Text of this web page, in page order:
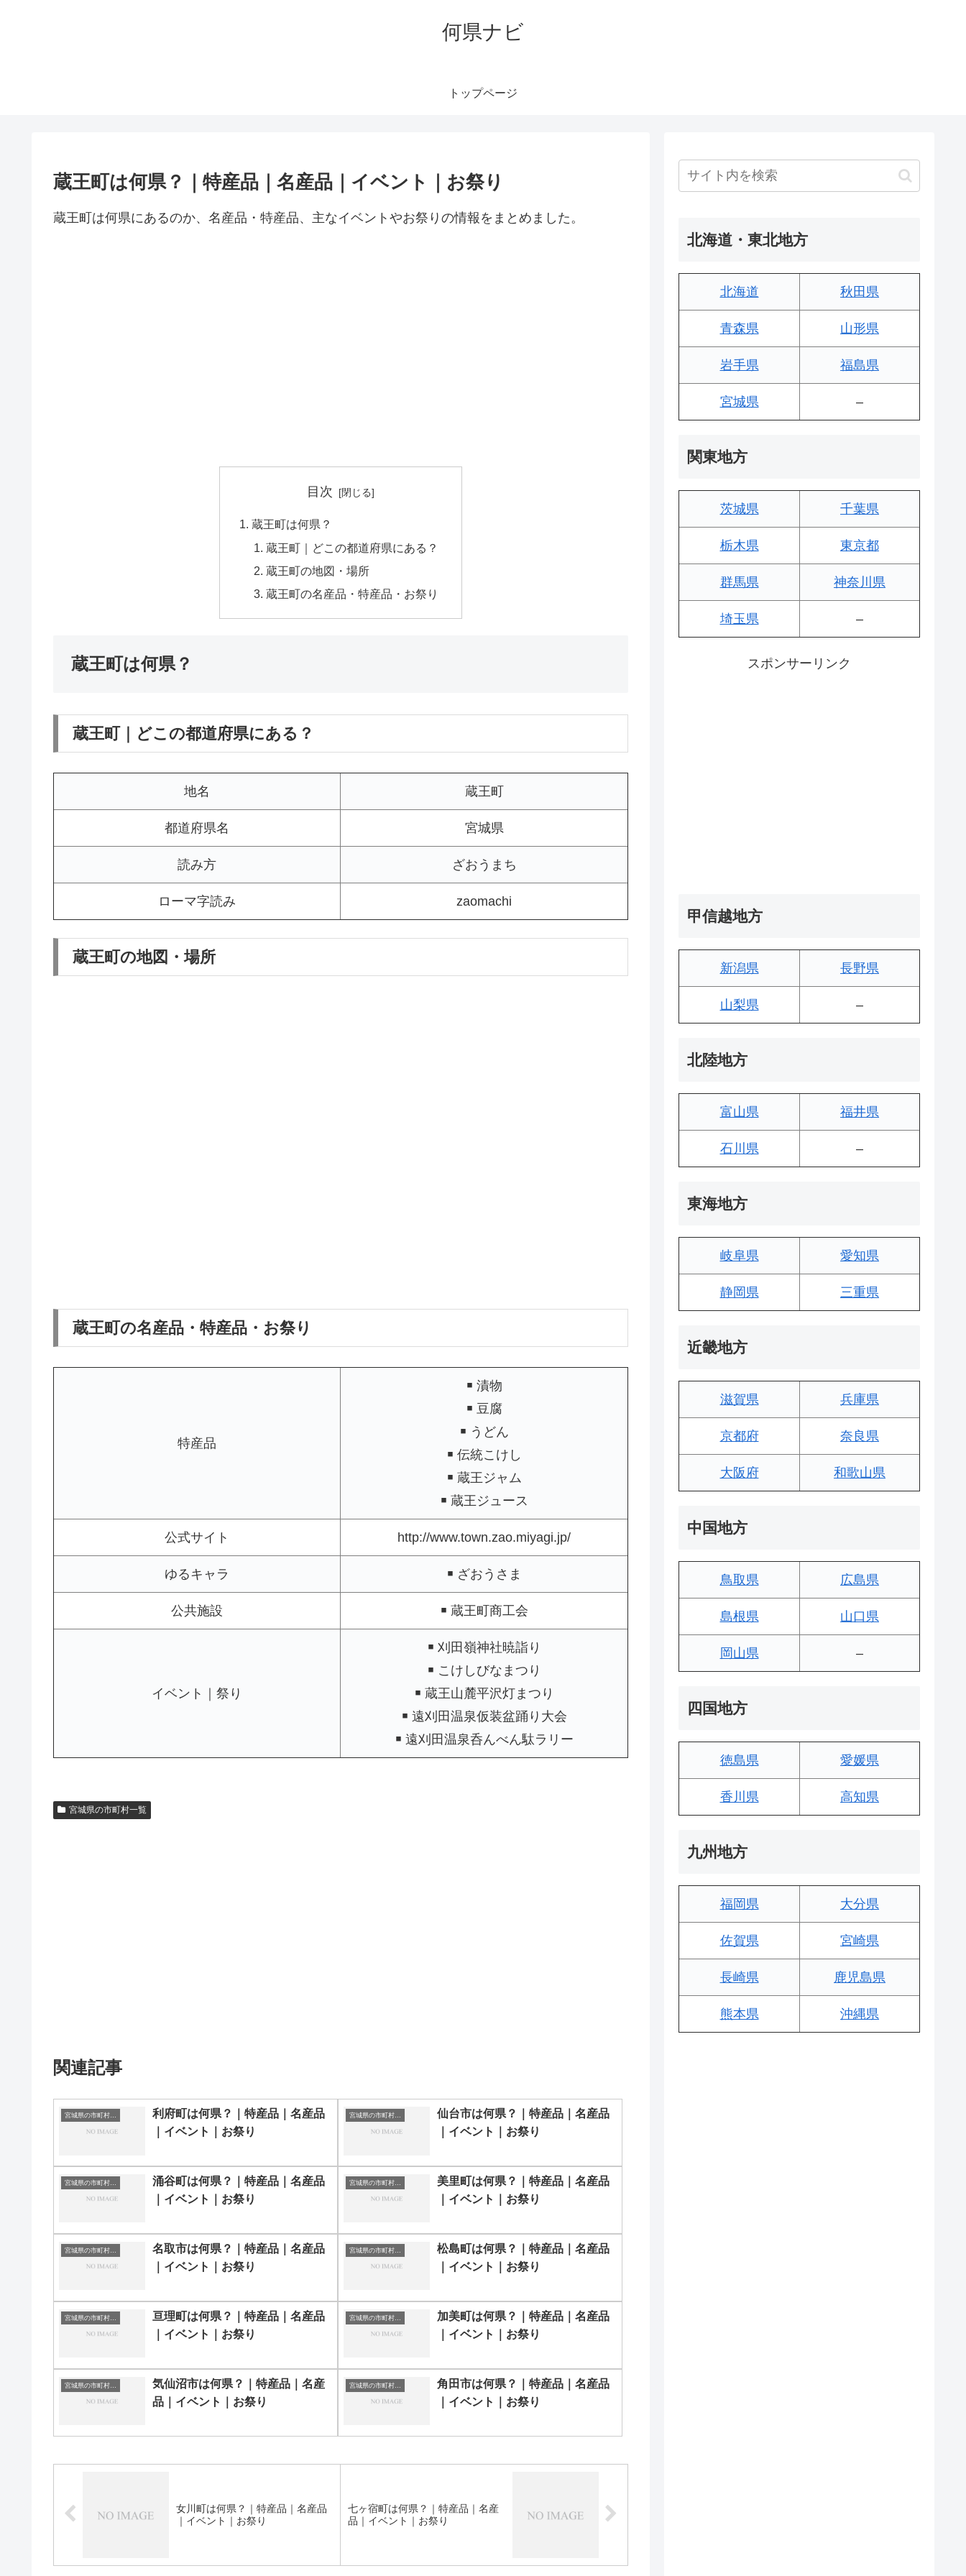
何県ナビ
トップページ
蔵王町は何県？｜特産品｜名産品｜イベント｜お祭り
蔵王町は何県にあるのか、名産品・特産品、主なイベントやお祭りの情報をまとめました。
目次
蔵王町は何県？
蔵王町｜どこの都道府県にある？
蔵王町の地図・場所
蔵王町の名産品・特産品・お祭り
蔵王町は何県？
蔵王町｜どこの都道府県にある？
地名 蔵王町
都道府県名 宮城県
読み方 ざおうまち
ローマ字読み zaomachi
蔵王町の地図・場所
蔵王町の名産品・特産品・お祭り
特産品
￭ 漬物
￭ 豆腐
￭ うどん
￭ 伝統こけし
￭ 蔵王ジャム
￭ 蔵王ジュース
公式サイト http://www.town.zao.miyagi.jp/
ゆるキャラ ￭ ざおうさま
公共施設 ￭ 蔵王町商工会
イベント｜祭り
￭ 刈田嶺神社暁詣り
￭ こけしびなまつり
￭ 蔵王山麓平沢灯まつり
￭ 遠刈田温泉仮装盆踊り大会
￭ 遠刈田温泉呑んべん駄ラリー
宮城県の市町村一覧
関連記事
宮城県の市町村一覧
利府町は何県？｜特産品｜名産品
｜イベント｜お祭り
宮城県の市町村一覧
仙台市は何県？｜特産品｜名産品
｜イベント｜お祭り
宮城県の市町村一覧
涌谷町は何県？｜特産品｜名産品
｜イベント｜お祭り
宮城県の市町村一覧
美里町は何県？｜特産品｜名産品
｜イベント｜お祭り
宮城県の市町村一覧
名取市は何県？｜特産品｜名産品
｜イベント｜お祭り
宮城県の市町村一覧
松島町は何県？｜特産品｜名産品
｜イベント｜お祭り
宮城県の市町村一覧
亘理町は何県？｜特産品｜名産品
｜イベント｜お祭り
宮城県の市町村一覧
加美町は何県？｜特産品｜名産品
｜イベント｜お祭り
宮城県の市町村一覧
気仙沼市は何県？｜特産品｜名産
品｜イベント｜お祭り
宮城県の市町村一覧
角田市は何県？｜特産品｜名産品
｜イベント｜お祭り
女川町は何県？｜特産品｜名産品
｜イベント｜お祭り
七ヶ宿町は何県？｜特産品｜名産
品｜イベント｜お祭り
北海道・東北地方
北海道 秋田県
青森県 山形県
岩手県 福島県
宮城県 –
関東地方
茨城県 千葉県
栃木県 東京都
群馬県 神奈川県
埼玉県 –
スポンサーリンク
甲信越地方
新潟県 長野県
山梨県 –
北陸地方
富山県 福井県
石川県 –
東海地方
岐阜県 愛知県
静岡県 三重県
近畿地方
滋賀県 兵庫県
京都府 奈良県
大阪府 和歌山県
中国地方
鳥取県 広島県
島根県 山口県
岡山県 –
四国地方
徳島県 愛媛県
香川県 高知県
九州地方
福岡県 大分県
佐賀県 宮崎県
長崎県 鹿児島県
熊本県 沖縄県